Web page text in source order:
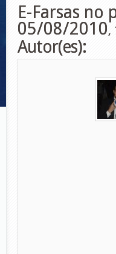
E-Farsas no
05/08/2010,
Autor(es):